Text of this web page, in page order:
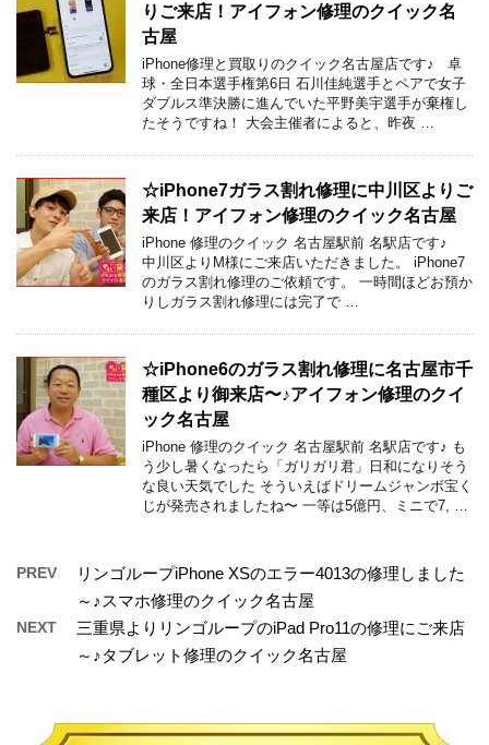
りご来店！アイフォン修理のクイック名
古屋
iPhone修理と買取りのクイック名古屋店です♪ 卓
球・全日本選手権第6日 石川佳純選手とペアで女子
ダブルス準決勝に進んでいた平野美宇選手が棄権し
たそうですね！ 大会主催者によると、昨夜 …
☆iPhone7ガラス割れ修理に中川区よりご
来店！アイフォン修理のクイック名古屋
iPhone 修理のクイック 名古屋駅前 名駅店です♪
中川区よりM様にご来店いただきました。 iPhone7
のガラス割れ修理のご依頼です。 一時間ほどお預か
りしガラス割れ修理には完了で …
☆iPhone6のガラス割れ修理に名古屋市千
種区より御来店〜♪アイフォン修理のクイ
ック名古屋
iPhone 修理のクイック 名古屋駅前 名駅店です♪ も
う少し暑くなったら「ガリガリ君」日和になりそう
な良い天気でした そういえばドリームジャンボ宝く
じが発売されましたね〜 一等は5億円、ミニで7, …
PREV
リンゴループiPhone XSのエラー4013の修理しました
～♪スマホ修理のクイック名古屋
NEXT
三重県よりリンゴループのiPad Pro11の修理にご来店
～♪タブレット修理のクイック名古屋